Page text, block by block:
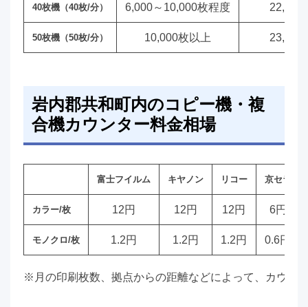
40枚機（40枚/分） 6,000～10,000枚程度 22,000
50枚機（50枚/分） 10,000枚以上 23,000
岩内郡共和町内のコピー機・複
合機カウンター料金相場
富士フイルム キヤノン リコー 京セラ
カラー/枚 12円 12円 12円 6円
モノクロ/枚 1.2円 1.2円 1.2円 0.6円
※月の印刷枚数、拠点からの距離などによって、カウン